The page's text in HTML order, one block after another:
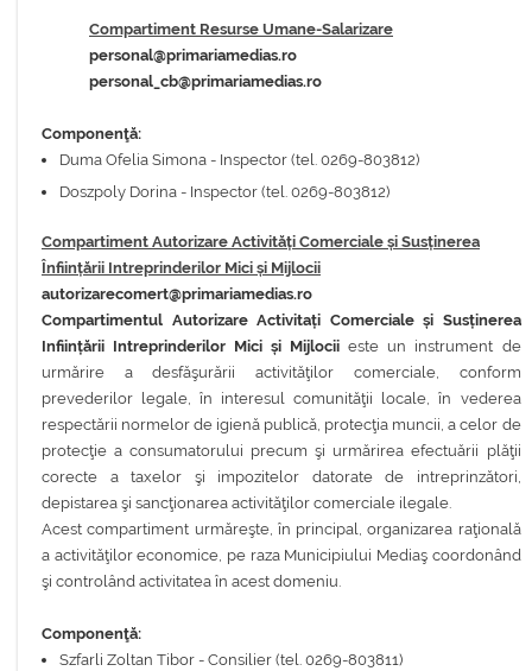
Compartiment Resurse Umane-Salarizare
personal@primariamedias.ro
personal_cb@primariamedias.ro
Componenţă:
Duma Ofelia Simona - Inspector (tel. 0269-803812)
Doszpoly Dorina - Inspector (tel. 0269-803812)
Compartiment Autorizare Activități Comerciale și Susținerea
Înființării Intreprinderilor Mici și Mijlocii
autorizarecomert@primariamedias.ro
Compartimentul Autorizare Activitați Comerciale și Susținerea
Inființării Intreprinderilor Mici și Mijlocii este un instrument de
urmărire a desfăşurării activităţilor comerciale, conform
prevederilor legale, în interesul comunităţii locale, în vederea
respectării normelor de igienă publică, protecţia muncii, a celor de
protecţie a consumatorului precum şi urmărirea efectuării plăţii
corecte a taxelor şi impozitelor datorate de intreprinzători,
depistarea şi sancţionarea activităţilor comerciale ilegale.
Acest compartiment urmăreşte, în principal, organizarea raţională
a activităţilor economice, pe raza Municipiului Mediaş coordonând
şi controlând activitatea în acest domeniu.
Componenţă:
Szfarli Zoltan Tibor - Consilier (tel. 0269-803811)